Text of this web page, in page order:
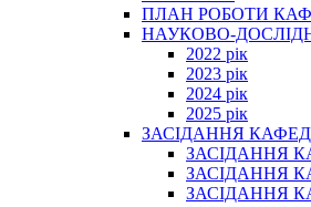
ПЛАН РОБОТИ
НАУКОВО-
2022 рік
2023 рік
2024 рік
2025 рік
ЗАСІДАННЯ
ЗАСІДАННЯ
ЗАСІДАННЯ
ЗАСІДАННЯ